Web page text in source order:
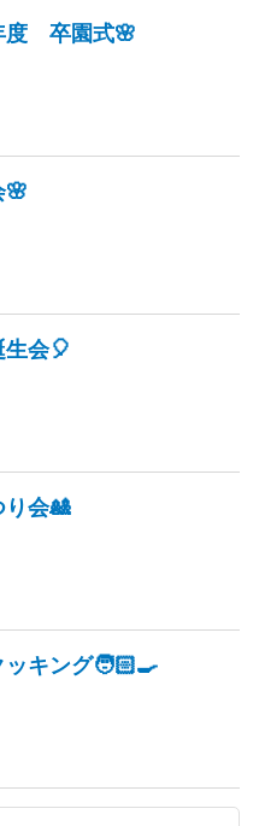
度 卒園式🌸
🌸
生会🎈
り会🎎
ッキング🧑🏻‍🍳